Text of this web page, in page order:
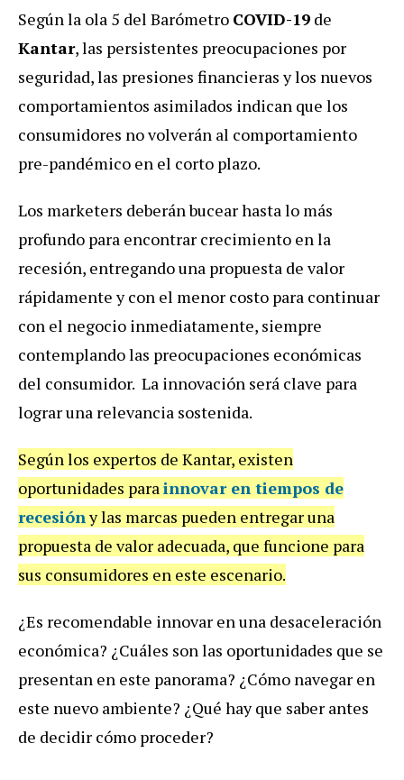
Según la ola 5 del Barómetro COVID-19 de
Kantar, las persistentes preocupaciones por
seguridad, las presiones financieras y los nuevos
comportamientos asimilados indican que los
consumidores no volverán al comportamiento
pre-pandémico en el corto plazo.
Los marketers deberán bucear hasta lo más
profundo para encontrar crecimiento en la
recesión, entregando una propuesta de valor
rápidamente y con el menor costo para continuar
con el negocio inmediatamente, siempre
contemplando las preocupaciones económicas
del consumidor. La innovación será clave para
lograr una relevancia sostenida.
Según los expertos de Kantar, existen
oportunidades parainnovar en tiempos de
recesióny las marcas pueden entregar una
propuesta de valor adecuada, que funcione para
sus consumidores en este escenario.
¿Es recomendable innovar en una desaceleración
económica? ¿Cuáles son las oportunidades que se
presentan en este panorama? ¿Cómo navegar en
este nuevo ambiente? ¿Qué hay que saber antes
de decidir cómo proceder?